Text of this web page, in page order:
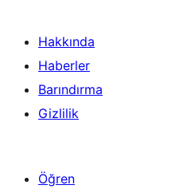
Hakkında
Haberler
Barındırma
Gizlilik
Öğren